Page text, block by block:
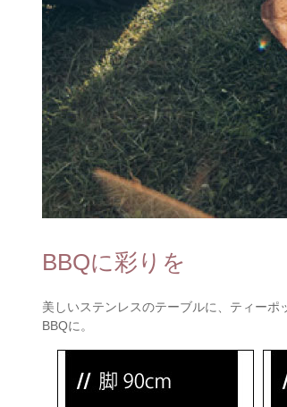
BBQに彩りを
美しいステンレスのテーブルに、ティー
BBQに。